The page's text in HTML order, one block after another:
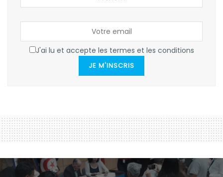
J'ai lu et accepte les termes et les conditions
JE M'INSCRIS